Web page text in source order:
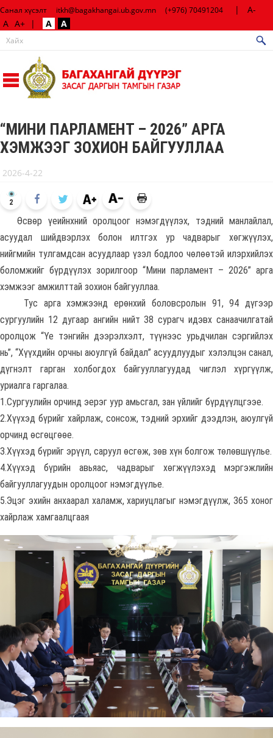
Санал хүсэлт itkh@bagakhangai.ub.gov.mn (+976) 70491204 |
A-
A A+ | A A
“МИНИ ПАРЛАМЕНТ – 2026” АРГА
ХЭМЖЭЭГ ЗОХИОН БАЙГУУЛЛАА
2026-4-22
2
Өсвөр үеийнхний оролцоог нэмэгдүүлэх, тэдний манлайлал,
асуудал шийдвэрлэх болон илтгэх ур чадварыг хөгжүүлэх,
нийгмийн тулгамдсан асуудлаар үзэл бодлоо чөлөөтэй илэрхийлэх
боломжийг бүрдүүлэх зорилгоор “Мини парламент – 2026” арга
хэмжээг амжилттай зохион байгууллаа.
Тус арга хэмжээнд ерөнхий боловсролын 91, 94 дүгээр
сургуулийн 12 дугаар ангийн нийт 38 сурагч идэвх санаачилгатай
оролцож “Үе тэнгийн дээрэлхэлт, түүнээс урьдчилан сэргийлэх
нь”, “Хүүхдийн орчны аюулгүй байдал” асуудлуудыг хэлэлцэн санал,
дүгнэлт гарган холбогдох байгууллагуудад чиглэл хүргүүлж,
уриалга гаргалаа.
1.Сургуулийн орчинд эерэг уур амьсгал, зан үйлийг бүрдүүлцгээе.
2.Хүүхэд бүрийг хайрлаж, сонсож, тэдний эрхийг дээдлэн, аюулгүй
орчинд өсгөцгөөе.
3.Хүүхэд бүрийг эрүүл, саруул өсгөж, зөв хүн болгож төлөвшүүлье.
4.Хүүхэд бүрийн авьяас, чадварыг хөгжүүлэхэд мэргэжлийн
байгууллагуудын оролцоог нэмэгдүүлье.
5.Эцэг эхийн анхаарал халамж, хариуцлагыг нэмэгдүүлж, 365 хоног
хайрлаж хамгаалцгаая